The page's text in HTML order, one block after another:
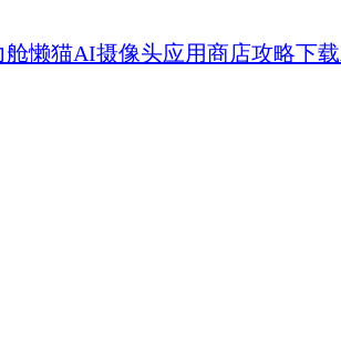
舱懒猫AI摄像头应用商店攻略下载